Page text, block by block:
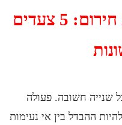
תרשים זרימה לתגובת חירום: 5 צעדים
פעולה
בין אי נעימות